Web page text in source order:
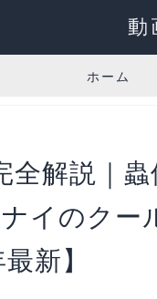
動
ホーム
全解説｜
イのクー
新】